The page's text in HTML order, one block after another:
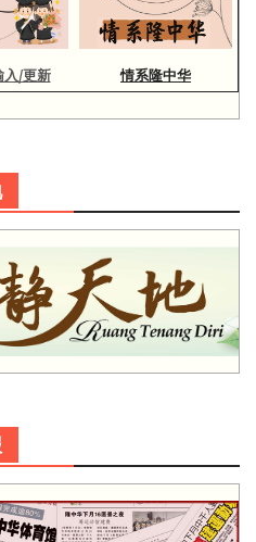
入/更新 情系隆中华